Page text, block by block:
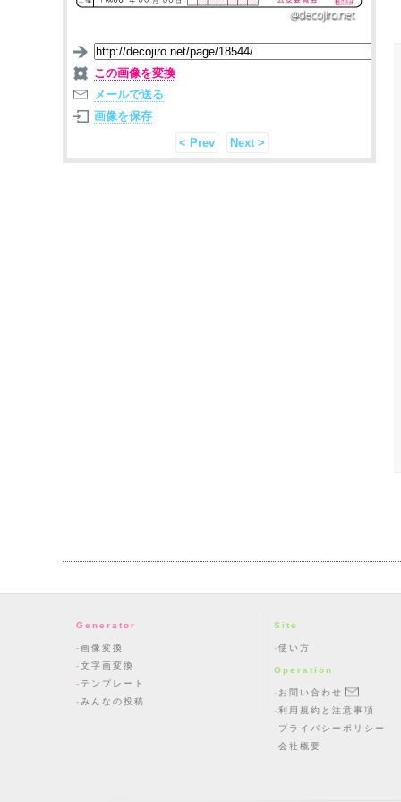
この画像を変換
メールで送る
画像を保存
< Prev
Next >
Generator
画像変換
文字画変換
テンプレート
みんなの投稿
Site
使い方
Operation
お問い合わせ
利用規約と注意事項
プライバシーポリシー
会社概要